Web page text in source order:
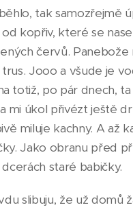
tak samozřejmě
kopřiv, které se
červů.
Jooo a všude je
totiž, po pár dnech,
mi úkol přivézt ještě
miluje kachny. A až
Jako obranu před
staré babičky.
slibuju, že už domů